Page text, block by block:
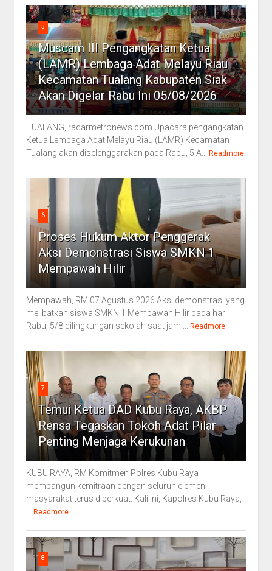
5
Muscam III Pengangkatan Ketua
(LAMR) Lembaga Adat Melayu Riau
Kecamatan Tualang Kabupaten Siak
Akan Digelar Rabu Ini 05/08/2026
TUALANG, radarmetronews.com Upacara pengangkatan
Ketua Lembaga Adat Melayu Riau (LAMR) Kecamatan
Tualang akan diselenggarakan pada Rabu, 5 A...
Readmore
6
Proses Hukum Aktor Penggerak
Aksi Demonstrasi Siswa SMKN 1
Mempawah Hilir
Mempawah, RM 07 Agustus 2026.Aksi demonstrasi yang
melibatkan siswa SMKN 1 Mempawah Hilir pada hari
Rabu, 5/8 dilingkungan sekolah saat jam ...
Readmore
7
Temui Ketua DAD Kubu Raya, AKBP
Rensa Tegaskan Tokoh Adat Pilar
Penting Menjaga Kerukunan
KUBU RAYA, RM Komitmen Polres Kubu Raya
membangun kemitraan dengan seluruh elemen
masyarakat terus diperkuat. Kali ini, Kapolres Kubu Raya,
Readmore
8